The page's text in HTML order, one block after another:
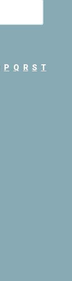
P Q R S T